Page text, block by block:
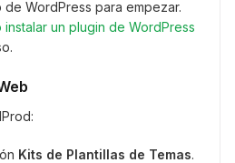
WordPress para empezar.
instalar un plugin de WordPress
Kits de Plantillas de Temas.